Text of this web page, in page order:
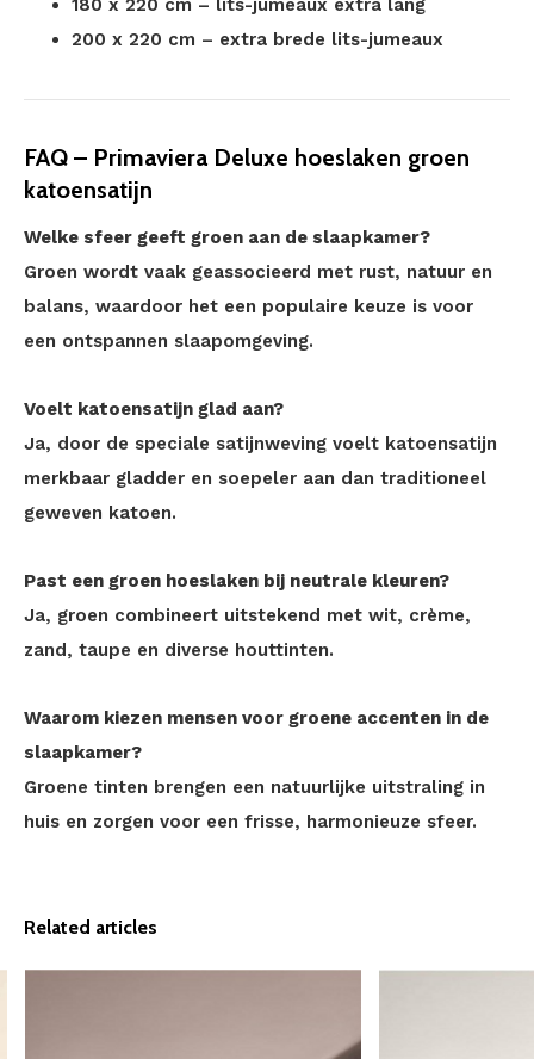
180 x 220 cm – lits-jumeaux extra lang
200 x 220 cm – extra brede lits-jumeaux
FAQ – Primaviera Deluxe hoeslaken groen
katoensatijn
Welke sfeer geeft groen aan de slaapkamer?
Groen wordt vaak geassocieerd met rust, natuur en
balans, waardoor het een populaire keuze is voor
een ontspannen slaapomgeving.
Voelt katoensatijn glad aan?
Ja, door de speciale satijnweving voelt katoensatijn
merkbaar gladder en soepeler aan dan traditioneel
geweven katoen.
Past een groen hoeslaken bij neutrale kleuren?
Ja, groen combineert uitstekend met wit, crème,
zand, taupe en diverse houttinten.
Waarom kiezen mensen voor groene accenten in de
slaapkamer?
Groene tinten brengen een natuurlijke uitstraling in
huis en zorgen voor een frisse, harmonieuze sfeer.
Related articles